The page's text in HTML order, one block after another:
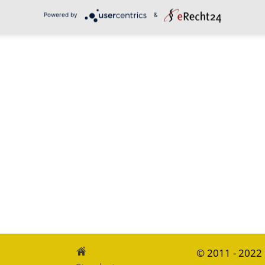
© 2011 - 2022
Powered by &